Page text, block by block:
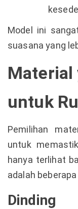
Model ini
suasana yang
Material
untuk
Pemilihan
untuk
hanya terlihat
adalah
Dinding